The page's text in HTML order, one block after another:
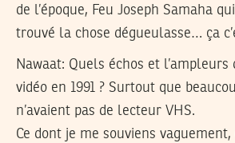
de l’époque, Feu Joseph Samaha
trouvé la chose dégueulasse… ça
Nawaat: Quels échos et l’ampleurs
vidéo en 1991 ? Surtout que
n’avaient pas de lecteur VHS.
Ce dont je me souviens vaguement,